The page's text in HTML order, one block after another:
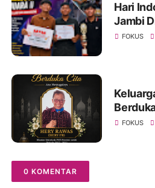
Hari
Jambi
FOKUS
Mantan
FOKUS
0 KOMENTAR